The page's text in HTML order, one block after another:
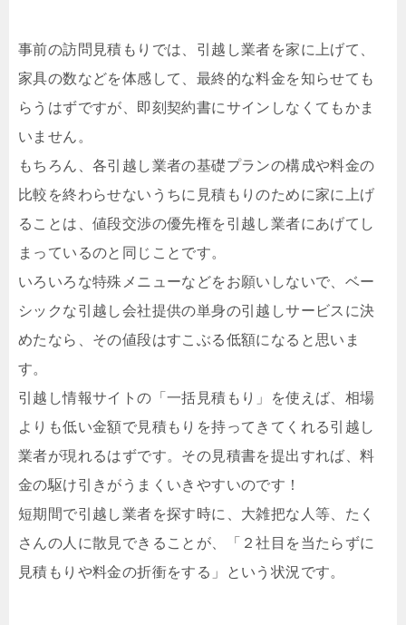
事前の訪問見積もりでは、引越し業者を家に上げて、
家具の数などを体感して、最終的な料金を知らせても
らうはずですが、即刻契約書にサインしなくてもかま
いません。
もちろん、各引越し業者の基礎プランの構成や料金の
比較を終わらせないうちに見積もりのために家に上げ
ることは、値段交渉の優先権を引越し業者にあげてし
まっているのと同じことです。
いろいろな特殊メニューなどをお願いしないで、ベー
シックな引越し会社提供の単身の引越しサービスに決
めたなら、その値段はすこぶる低額になると思いま
す。
引越し情報サイトの「一括見積もり」を使えば、相場
よりも低い金額で見積もりを持ってきてくれる引越し
業者が現れるはずです。その見積書を提出すれば、料
金の駆け引きがうまくいきやすいのです！
短期間で引越し業者を探す時に、大雑把な人等、たく
さんの人に散見できることが、「２社目を当たらずに
見積もりや料金の折衝をする」という状況です。